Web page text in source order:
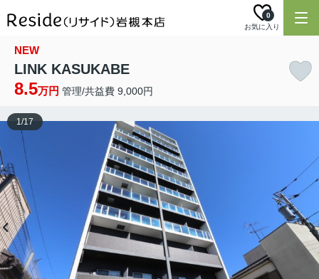
お気に入り
0
NEW
LINK KASUKABE
8.5万円 管理/共益費 9,000円
1/17